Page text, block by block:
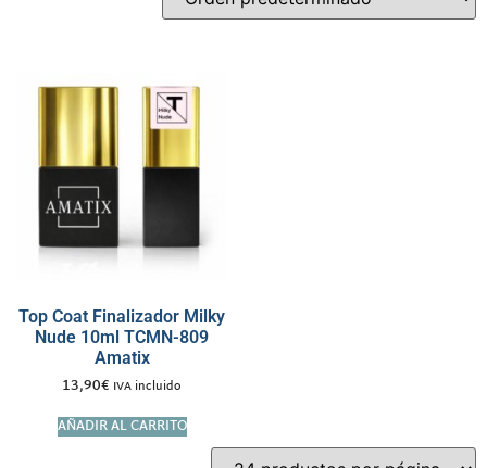
Top Coat Finalizador Milky
Nude 10ml TCMN-809
Amatix
13,90€ IVA incluido
AÑADIR AL CARRITO